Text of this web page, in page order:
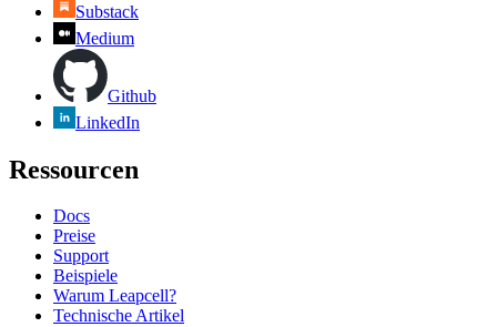
Substack
Medium
Github
LinkedIn
Ressourcen
Docs
Preise
Support
Beispiele
Warum Leapcell?
Technische Artikel